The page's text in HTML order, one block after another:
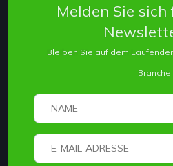
Melden Sie
Bleiben Sie auf dem
Branche